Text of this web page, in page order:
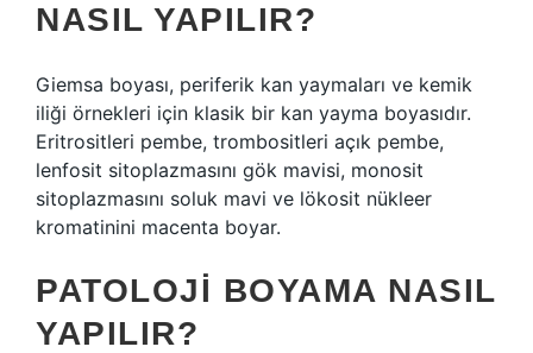
NASIL YAPILIR?
Giemsa boyası, periferik kan yaymaları ve kemik
iliği örnekleri için klasik bir kan yayma boyasıdır.
Eritrositleri pembe, trombositleri açık pembe,
lenfosit sitoplazmasını gök mavisi, monosit
sitoplazmasını soluk mavi ve lökosit nükleer
kromatinini macenta boyar.
PATOLOJI BOYAMA NASIL
YAPILIR?